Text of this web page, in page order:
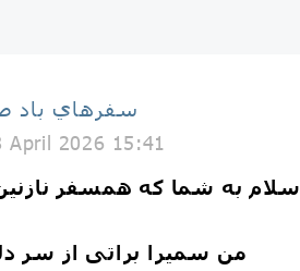
سفرهاي باد
April 2026 15:41
سلام به شما که همسفر
من سمیرا براتی از سر